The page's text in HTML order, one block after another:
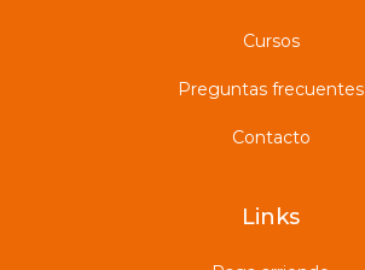
Cursos
Preguntas frecuentes
Contacto
Links